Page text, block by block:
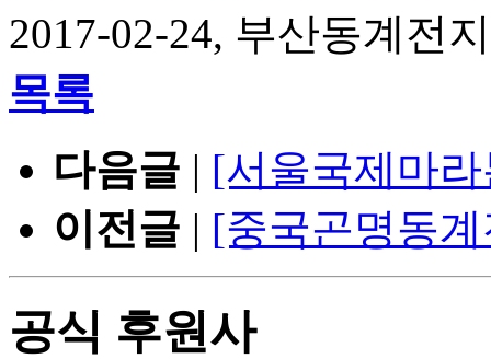
2017-02-24, 부산동계전
목록
다음글 | [서울국제마
이전글 | [중국곤명동
공식 후원사